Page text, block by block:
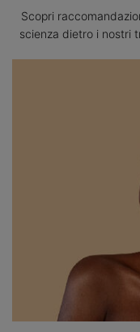
Scopri
scienza dietro i nostri